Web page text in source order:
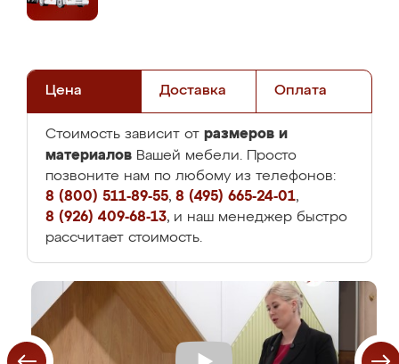
Цена Доставка Оплата
Стоимость зависит от размеров и
материалов Вашей мебели. Просто
позвоните нам по любому из телефонов:
8 (800) 511-89-55, 8 (495) 665-24-01,
8 (926) 409-68-13, и наш менеджер быстро
рассчитает стоимость.